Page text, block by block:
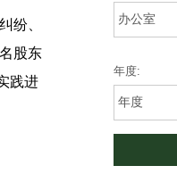
纷、
股东
践进
年度: